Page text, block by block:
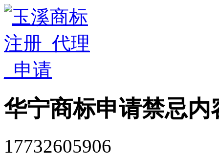
华宁商标申请禁忌内
17732605906